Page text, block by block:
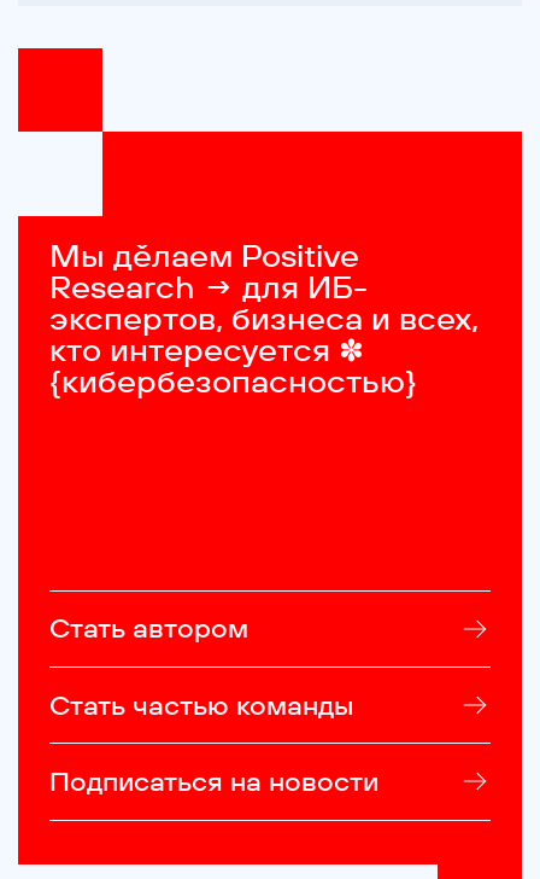
Мы дěлаем Positive
Research → для ИБ-
экспертов, бизнеса и всех,
кто интересуется ✽
{кибербезопасностью}
Стать автором
Стать частью команды
Подписаться на новости